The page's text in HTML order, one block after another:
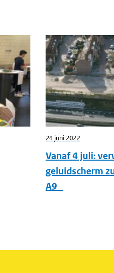
24 juni 2022
Vanaf 4 juli:
geluidscherm
A9